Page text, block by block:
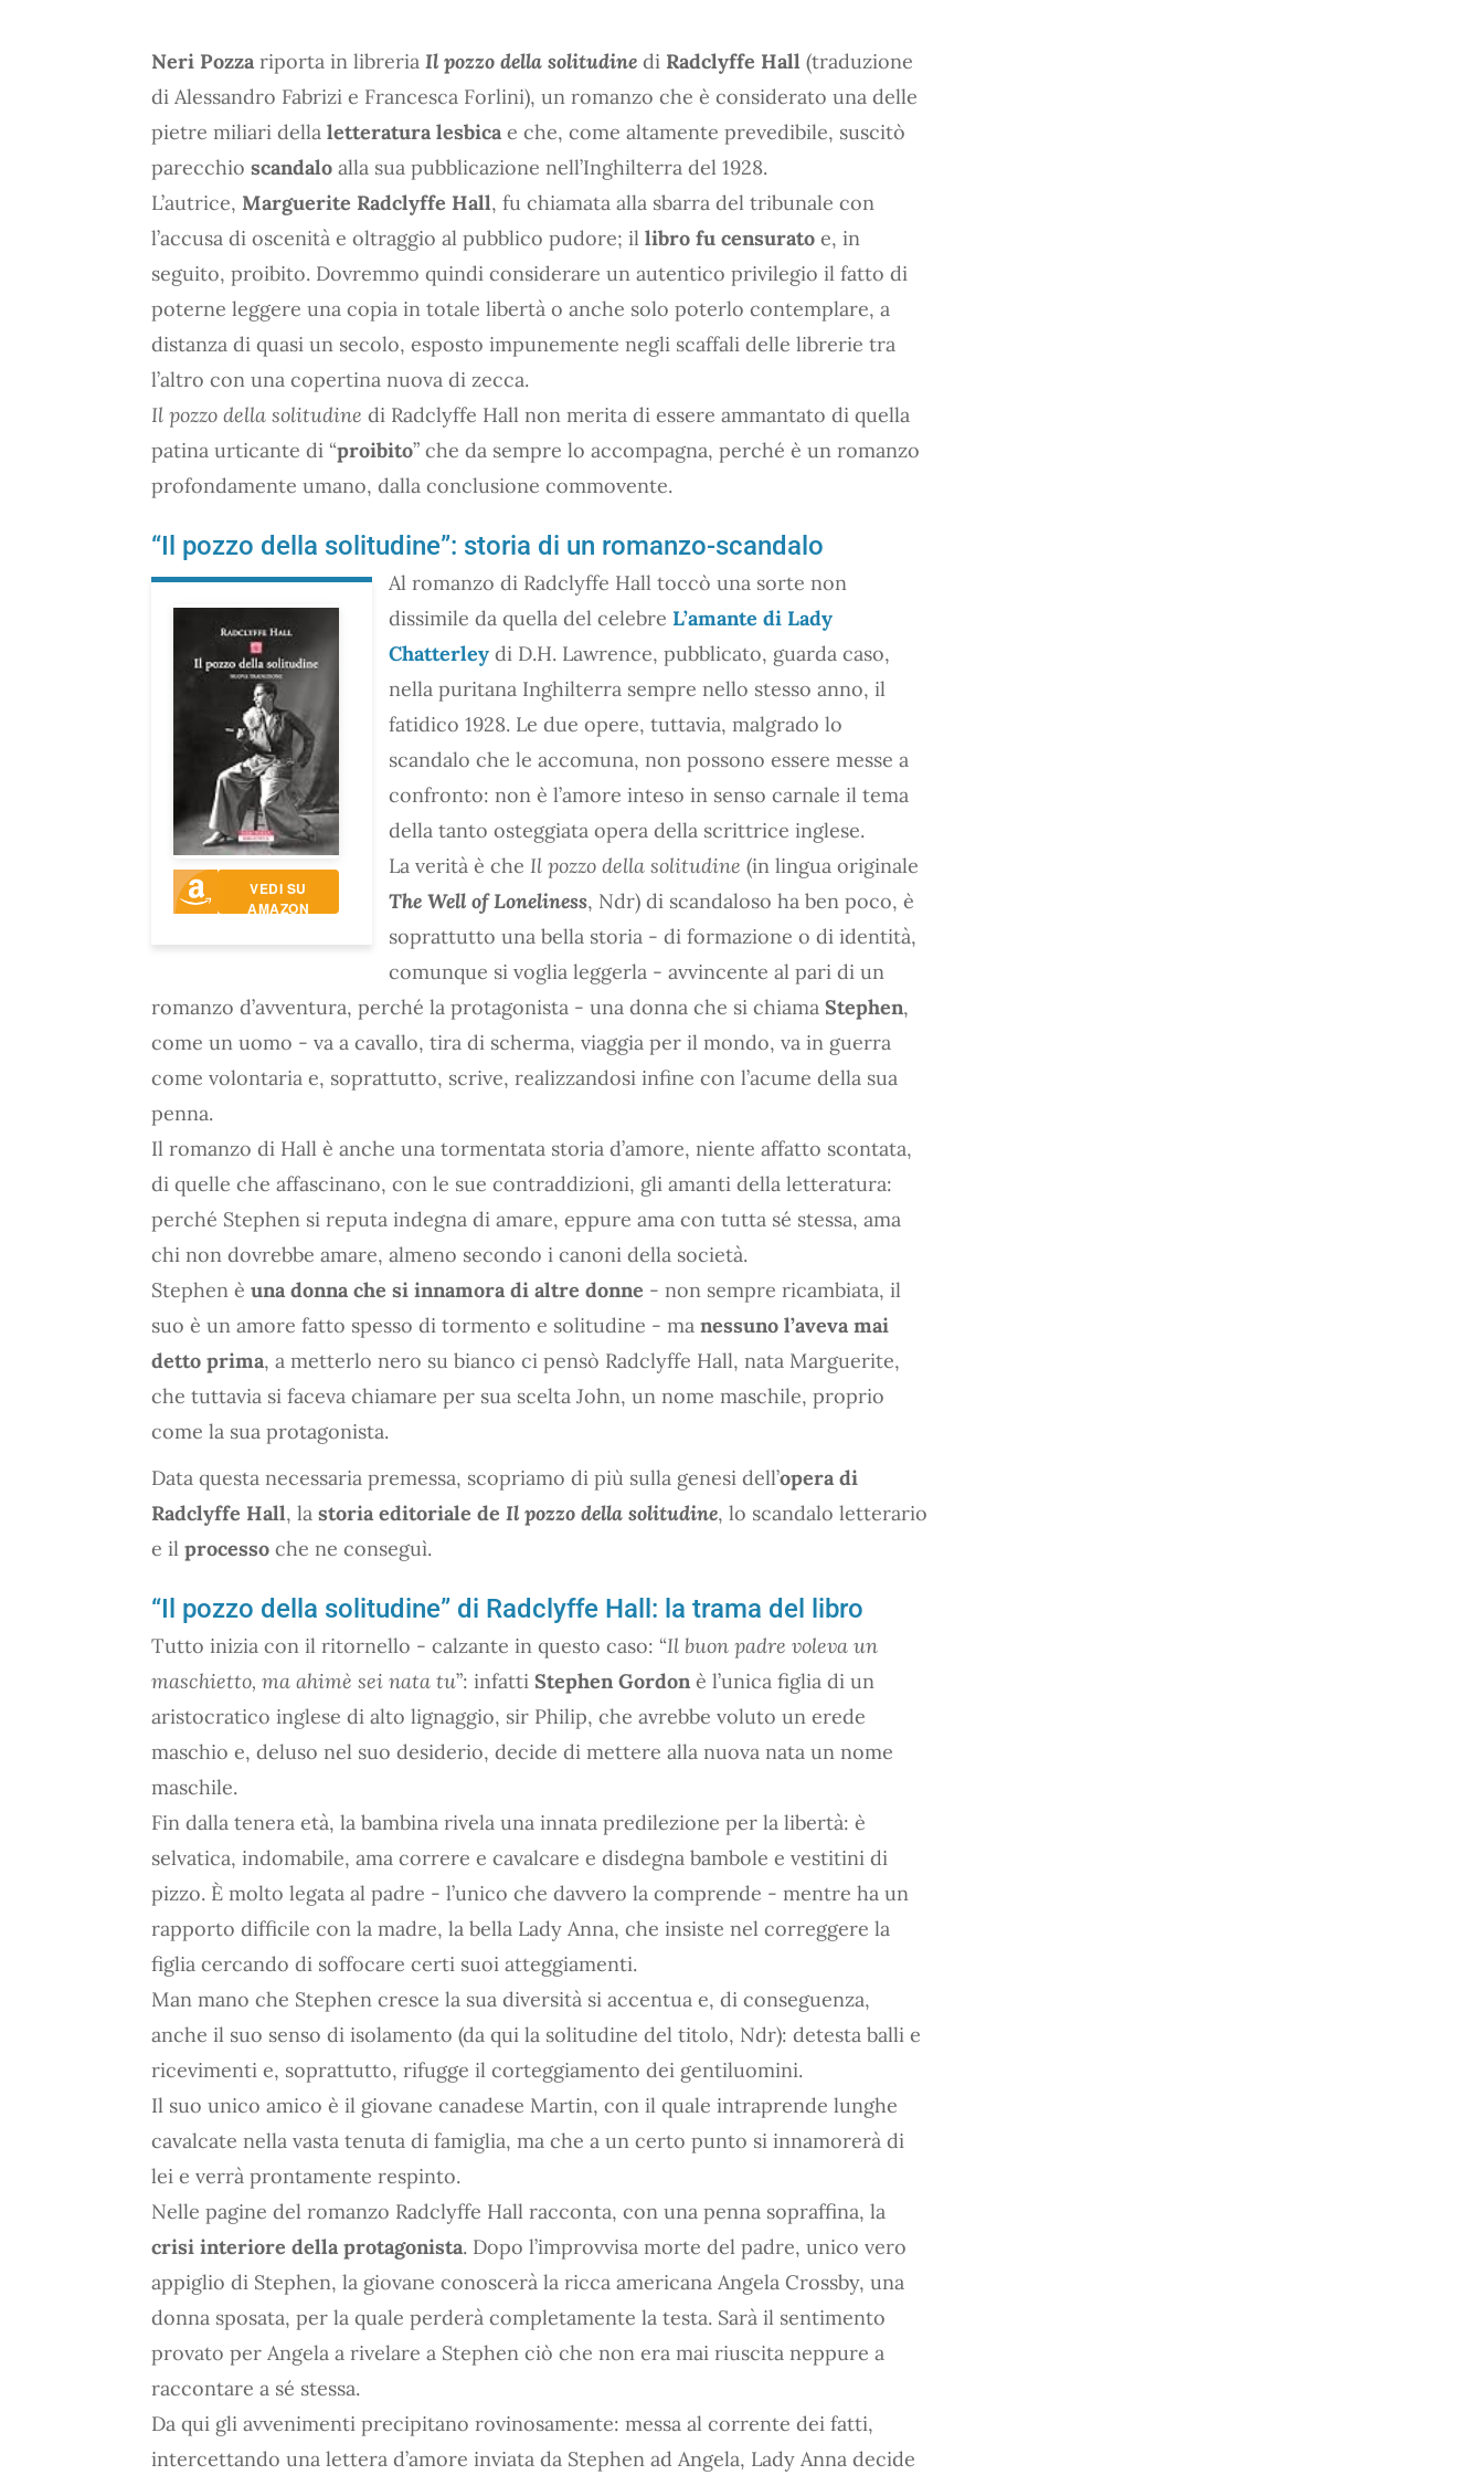
Neri Pozza riporta in libreria Il pozzo della solitudine di Radclyffe Hall (traduzione
di Alessandro Fabrizi e Francesca Forlini), un romanzo che è considerato una delle
pietre miliari della letteratura lesbica e che, come altamente prevedibile, suscitò
parecchio scandalo alla sua pubblicazione nell’Inghilterra del 1928.
L’autrice, Marguerite Radclyffe Hall, fu chiamata alla sbarra del tribunale con
l’accusa di oscenità e oltraggio al pubblico pudore; il libro fu censurato e, in
seguito, proibito. Dovremmo quindi considerare un autentico privilegio il fatto di
poterne leggere una copia in totale libertà o anche solo poterlo contemplare, a
distanza di quasi un secolo, esposto impunemente negli scaffali delle librerie tra
l’altro con una copertina nuova di zecca.
Il pozzo della solitudine di Radclyffe Hall non merita di essere ammantato di quella
patina urticante di “proibito” che da sempre lo accompagna, perché è un romanzo
profondamente umano, dalla conclusione commovente.
“Il pozzo della solitudine”: storia di un romanzo-scandalo
VEDI SU
AMAZON
Al romanzo di Radclyffe Hall toccò una sorte non
dissimile da quella del celebre L’amante di Lady
Chatterley di D.H. Lawrence, pubblicato, guarda caso,
nella puritana Inghilterra sempre nello stesso anno, il
fatidico 1928. Le due opere, tuttavia, malgrado lo
scandalo che le accomuna, non possono essere messe a
confronto: non è l’amore inteso in senso carnale il tema
della tanto osteggiata opera della scrittrice inglese.
La verità è che Il pozzo della solitudine (in lingua originale
The Well of Loneliness, Ndr) di scandaloso ha ben poco, è
soprattutto una bella storia - di formazione o di identità,
comunque si voglia leggerla - avvincente al pari di un
romanzo d’avventura, perché la protagonista - una donna che si chiama Stephen,
come un uomo - va a cavallo, tira di scherma, viaggia per il mondo, va in guerra
come volontaria e, soprattutto, scrive, realizzandosi infine con l’acume della sua
penna.
Il romanzo di Hall è anche una tormentata storia d’amore, niente affatto scontata,
di quelle che affascinano, con le sue contraddizioni, gli amanti della letteratura:
perché Stephen si reputa indegna di amare, eppure ama con tutta sé stessa, ama
chi non dovrebbe amare, almeno secondo i canoni della società.
Stephen è una donna che si innamora di altre donne - non sempre ricambiata, il
suo è un amore fatto spesso di tormento e solitudine - ma nessuno l’aveva mai
detto prima, a metterlo nero su bianco ci pensò Radclyffe Hall, nata Marguerite,
che tuttavia si faceva chiamare per sua scelta John, un nome maschile, proprio
come la sua protagonista.
Data questa necessaria premessa, scopriamo di più sulla genesi dell’opera di
Radclyffe Hall, la storia editoriale de Il pozzo della solitudine, lo scandalo letterario
e il processo che ne conseguì.
“Il pozzo della solitudine” di Radclyffe Hall: la trama del libro
Tutto inizia con il ritornello - calzante in questo caso: “Il buon padre voleva un
maschietto, ma ahimè sei nata tu”: infatti Stephen Gordon è l’unica figlia di un
aristocratico inglese di alto lignaggio, sir Philip, che avrebbe voluto un erede
maschio e, deluso nel suo desiderio, decide di mettere alla nuova nata un nome
maschile.
Fin dalla tenera età, la bambina rivela una innata predilezione per la libertà: è
selvatica, indomabile, ama correre e cavalcare e disdegna bambole e vestitini di
pizzo. È molto legata al padre - l’unico che davvero la comprende - mentre ha un
rapporto difficile con la madre, la bella Lady Anna, che insiste nel correggere la
figlia cercando di soffocare certi suoi atteggiamenti.
Man mano che Stephen cresce la sua diversità si accentua e, di conseguenza,
anche il suo senso di isolamento (da qui la solitudine del titolo, Ndr): detesta balli e
ricevimenti e, soprattutto, rifugge il corteggiamento dei gentiluomini.
Il suo unico amico è il giovane canadese Martin, con il quale intraprende lunghe
cavalcate nella vasta tenuta di famiglia, ma che a un certo punto si innamorerà di
lei e verrà prontamente respinto.
Nelle pagine del romanzo Radclyffe Hall racconta, con una penna sopraffina, la
crisi interiore della protagonista. Dopo l’improvvisa morte del padre, unico vero
appiglio di Stephen, la giovane conoscerà la ricca americana Angela Crossby, una
donna sposata, per la quale perderà completamente la testa. Sarà il sentimento
provato per Angela a rivelare a Stephen ciò che non era mai riuscita neppure a
raccontare a sé stessa.
Da qui gli avvenimenti precipitano rovinosamente: messa al corrente dei fatti,
intercettando una lettera d’amore inviata da Stephen ad Angela, Lady Anna decide